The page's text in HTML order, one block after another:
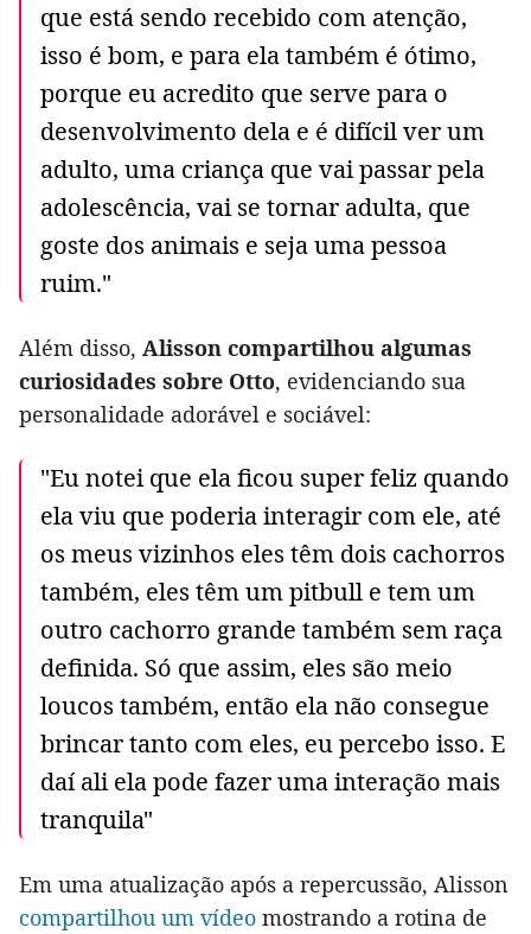
que está sendo recebido com atenção,
isso é bom, e para ela também é ótimo,
porque eu acredito que serve para o
desenvolvimento dela e é difícil ver um
adulto, uma criança que vai passar pela
adolescência, vai se tornar adulta, que
goste dos animais e seja uma pessoa
ruim."
Além disso, Alisson compartilhou algumas
curiosidades sobre Otto, evidenciando sua
personalidade adorável e sociável:
"Eu notei que ela ficou super feliz quando
ela viu que poderia interagir com ele, até
os meus vizinhos eles têm dois cachorros
também, eles têm um pitbull e tem um
outro cachorro grande também sem raça
definida. Só que assim, eles são meio
loucos também, então ela não consegue
brincar tanto com eles, eu percebo isso. E
daí ali ela pode fazer uma interação mais
tranquila"
Em uma atualização após a repercussão, Alisson
compartilhou um vídeo mostrando a rotina de